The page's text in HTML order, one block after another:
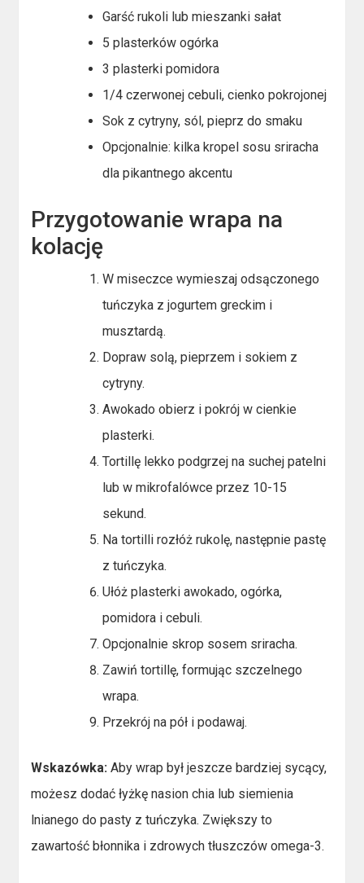
Garść rukoli lub mieszanki sałat
5 plasterków ogórka
3 plasterki pomidora
1/4 czerwonej cebuli, cienko pokrojonej
Sok z cytryny, sól, pieprz do smaku
Opcjonalnie: kilka kropel sosu sriracha
dla pikantnego akcentu
Przygotowanie wrapa na
kolację
W miseczce wymieszaj odsączonego
tuńczyka z jogurtem greckim i
musztardą.
Dopraw solą, pieprzem i sokiem z
cytryny.
Awokado obierz i pokrój w cienkie
plasterki.
Tortillę lekko podgrzej na suchej patelni
lub w mikrofalówce przez 10-15
sekund.
Na tortilli rozłóż rukolę, następnie pastę
z tuńczyka.
Ułóż plasterki awokado, ogórka,
pomidora i cebuli.
Opcjonalnie skrop sosem sriracha.
Zawiń tortillę, formując szczelnego
wrapa.
Przekrój na pół i podawaj.
Wskazówka: Aby wrap był jeszcze bardziej sycący,
możesz dodać łyżkę nasion chia lub siemienia
lnianego do pasty z tuńczyka. Zwiększy to
zawartość błonnika i zdrowych tłuszczów omega-3.